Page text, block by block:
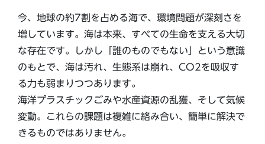
今、地球の約7割を占める海で、環境問題が深刻さを
増しています。海は本来、すべての生命を支える大切
な存在です。しかし「誰のものでもない」という意識
のもとで、海は汚れ、生態系は崩れ、CO2を吸収す
る力も弱まりつつあります。
海洋プラスチックごみや水産資源の乱獲、そして気候
変動。これらの課題は複雑に絡み合い、簡単に解決で
きるものではありません。